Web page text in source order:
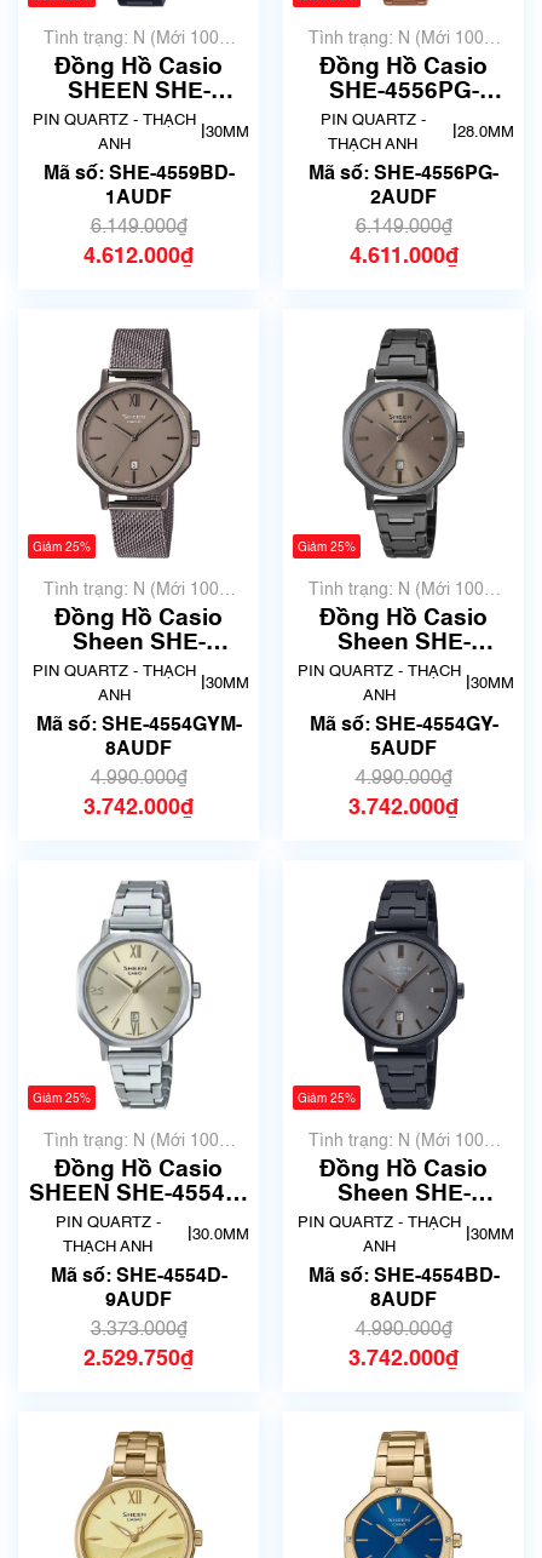
Tình trạng: N (Mới 100%
chưa qua sử dụng)
Đồng Hồ Casio
SHEEN SHE-
4559BD-1AUDF
Chính Hãng
PIN QUARTZ - THẠCH
ANH
30MM
Mã số: SHE-4559BD-
1AUDF
6.149.000₫
4.612.000₫
Tình trạng: N (Mới 100%
chưa qua sử dụng)
Đồng Hồ Casio
SHE-4556PG-
2AUDF Chính Hãng
PIN QUARTZ -
THẠCH ANH
28.0MM
Mã số: SHE-4556PG-
2AUDF
6.149.000₫
4.611.000₫
Giảm 25%
Tình trạng: N (Mới 100%
chưa qua sử dụng)
Đồng Hồ Casio
Sheen SHE-
4554GYM-8AUDF
Chính Hãng
PIN QUARTZ - THẠCH
ANH
30MM
Mã số: SHE-4554GYM-
8AUDF
4.990.000₫
3.742.000₫
Giảm 25%
Tình trạng: N (Mới 100%
chưa qua sử dụng)
Đồng Hồ Casio
Sheen SHE-
4554GY-5AUDF
Chính Hãng
PIN QUARTZ - THẠCH
ANH
30MM
Mã số: SHE-4554GY-
5AUDF
4.990.000₫
3.742.000₫
Giảm 25%
Tình trạng: N (Mới 100%
chưa qua sử dụng)
Đồng Hồ Casio
SHEEN SHE-4554D-
9AUDF Chính Hãng
PIN QUARTZ -
THẠCH ANH
30.0MM
Mã số: SHE-4554D-
9AUDF
3.373.000₫
2.529.750₫
Giảm 25%
Tình trạng: N (Mới 100%
chưa qua sử dụng)
Đồng Hồ Casio
Sheen SHE-
4554BD-8AUDF
Chính Hãng
PIN QUARTZ - THẠCH
ANH
30MM
Mã số: SHE-4554BD-
8AUDF
4.990.000₫
3.742.000₫